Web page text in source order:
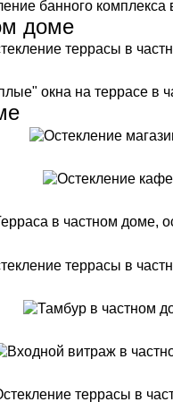
доме